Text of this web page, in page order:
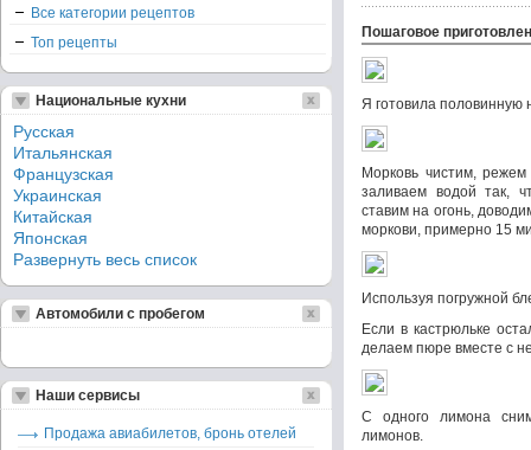
Пошаговое
Я готовила половинную
Морковь чистим, режем
заливаем водой так,
ставим на огонь,
моркови, примерно 15
Используя погружной
Если в кастрюльке
делаем пюре вместе с
С одного лимона
лимонов.
Все категории рецептов
Топ рецепты
Национальные кухни
Русская
Итальянская
Французская
Украинская
Китайская
Японская
Развернуть весь список
Автомобили с пробегом
Наши сервисы
Продажа авиабилетов, бронь отелей